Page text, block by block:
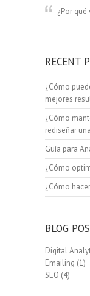
¿Por qué
RECENT
¿Cómo
mejores
¿Cómo
rediseñar
Guía para
¿Cómo
¿Cómo
BLOG
Digital
Emailing (1)
SEO (4)